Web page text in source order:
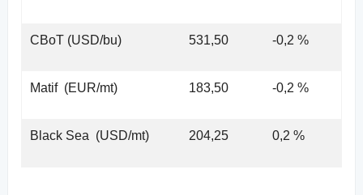
CBoT (USD/bu) 531,50 -0,2 %
Matif (EUR/mt) 183,50 -0,2 %
Black Sea (USD/mt) 204,25 0,2 %